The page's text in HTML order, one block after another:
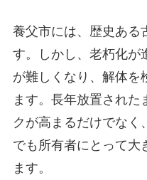
養父市には、歴史ある
す。しかし、老朽化が
が難しくなり、解体を
ます。長年放置された
クが高まるだけでなく
でも所有者にとって大
ます。